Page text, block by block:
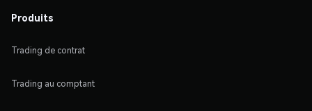
Produits
Trading de contrat
Trading au comptant